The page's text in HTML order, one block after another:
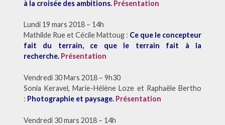
à la croisée des ambitions. Présentation
Lundi 19 mars 2018 – 14h
Mathilde Rue et Cécile Mattoug : Ce que le concepteur
fait du terrain, ce que le terrain fait à la
recherche. Présentation
Vendredi 30 Mars 2018 – 9h30
Sonia Keravel, Marie-Hélène Loze et Raphaële Bertho
: Photographie et paysage. Présentation
Vendredi 30 mars 2018 – 14h